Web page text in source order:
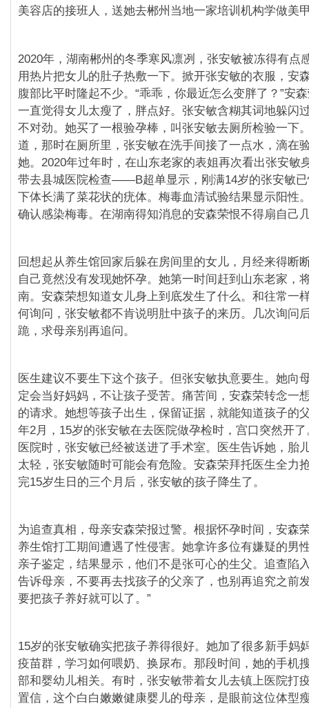
美容店的接班人，送她去郴州当地一家培训机构学做美
2020年，湖南郴州的冬季寒风凛冽，张安敏被冻得有点
用热片把女儿的肚子热敷一下。掀开张安敏的衣服，安
腹部比平时隆起不少。“乖乖，你最近怎么变胖了？”安
一直觉得女儿太瘦了，胖点好。张安敏含糊其词地躲闪
不对劲。她买了一根验孕棒，叫张安敏去厕所检验一下
道，那时在厕所里，张安敏在洗手间接了一点水，滴在
她。2020年过年时，在山东老家的表姐再次看出张安敏
带去县城医院检查——B超单显示，刚满14岁的张安敏
下体长满了菜花状的疣体。梅毒血清试验结果显示阳性
确认感染梅毒。在湖南得知消息的安森荣恨不得扇自己
回想起从养生馆回家后躲在房间里的女儿，月经来得断
自己竟然没有发现她怀孕。她第一时间赶到山东老家，
南。安森荣想知道女儿身上到底发生了什么。和往常一
何询问，张安敏都不肯说明肚中孩子的来历。几次询问
跪，求母亲别再追问。
医生建议不要生下这个孩子。但张安敏执意要生。她向
定会当好妈妈，不让孩子受苦。痛苦间，安森荣转念一
的请求。她想等孩子出生，保留证据，就能知道孩子的
年2月，15岁的张安敏在去医院做孕检时，宫口突然开
医院时，张安敏已经被送进了手术室。医生告诉她，胎
太轻，张安敏随时可能会有危险。安森荣拜托医生全力
完15岁生日的三个月后，张安敏的孩子降生了。
为追查真相，母亲安森荣报过警。根据怀孕时间，安森
养生馆打工期间遭遇了性侵害。她拿许多位有嫌疑的男
亲子鉴定，结果显示，他们不是张可心的生父。追查陷
告诉母亲，不要再去找孩子的父亲了，也别再追究之前
要把孩子养好就可以了。”
15岁的张安敏确实把孩子养得很好。她加了很多新手妈
疫苗群，学习如何喂奶、换尿布。那段时间，她的手机
部和婴幼儿相关。有时，张安敏带着女儿去镇上医院打
置信，这个白白嫩嫩健康婴儿的母亲，是眼前这位体型